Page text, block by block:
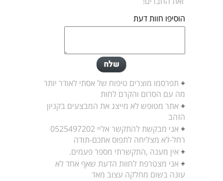
הוסיפו חוות דעת
+ תפרסמו מוצרים טיפוח של אסתי לאודר יותר
מה עם הסרום והקרם לחות
+ אתר מטופש לא מייצג את המבצעים בקניון
הזהב
+
אני מבקשת להתקשר אליי 0525497202
רחל-לא מצליחה לתפוס אתכם-תודה
+ אין מענה ,התקשרתי מספר פעמים.
+ אני מצטרפת לחוות הדעת שאף אחד לא
עונה בשום מחלקה עצוב מאד